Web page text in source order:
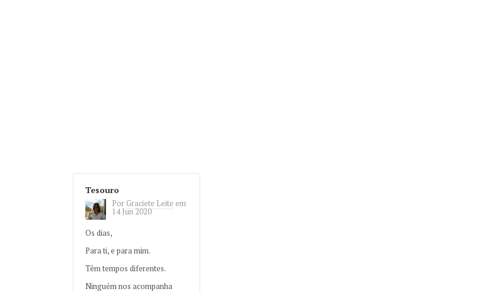
Tesouro
Por Graciete Leite em
14 Jun 2020
Os dias,
Para ti, e para mim.
Têm tempos diferentes.
Ninguém nos acompanha